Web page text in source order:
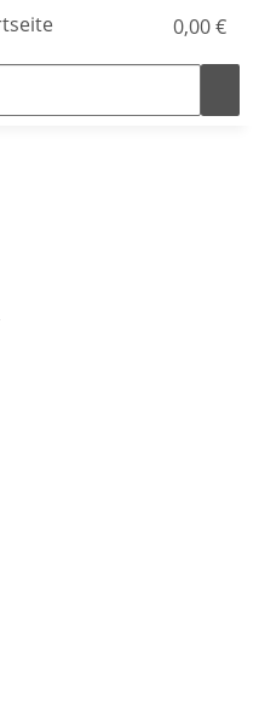
0,00 €